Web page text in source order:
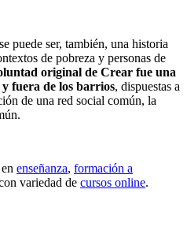
puede ser, también, una historia
de pobreza y personas de
original de Crear fue una
fuera de los barrios, dispuestas a
de una red social común, la
enseñanza, formación a
variedad de cursos online.